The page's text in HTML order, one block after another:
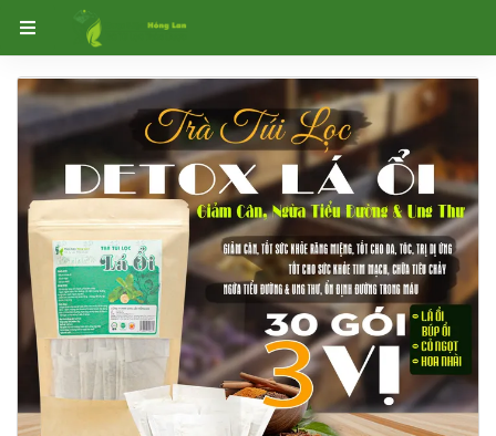
Trang chủ Trà Túi Lọc Thảo Dược